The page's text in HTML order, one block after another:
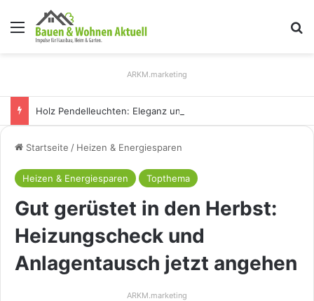
Menü
ARKM.marketing
Startseite / Heizen & Energiesparen
Heizen & Energiesparen Topthema
Gut gerüstet in den Herbst:
Heizungscheck und
Anlagentausch jetzt angehen
ARKM.marketing